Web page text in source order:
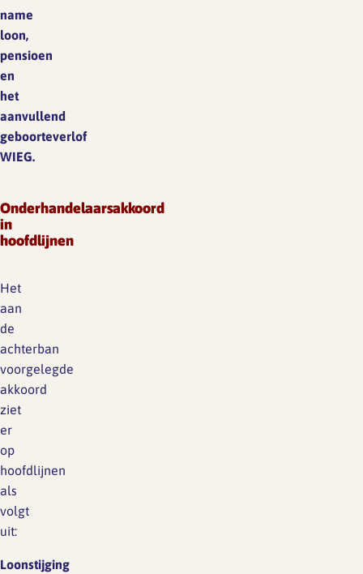
name
loon,
pensioen
en
het
aanvullend
geboorteverlof
WIEG.
Onderhandelaarsakkoord
in
hoofdlijnen
Het
aan
de
achterban
voorgelegde
akkoord
ziet
er
op
hoofdlijnen
als
volgt
uit:
Loonstijging